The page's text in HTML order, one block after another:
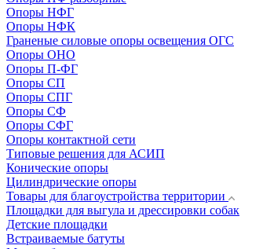
Опоры НФГ
Опоры НФК
Граненые силовые опоры освещения ОГС
Опоры ОНО
Опоры П-ФГ
Опоры СП
Опоры СПГ
Опоры СФ
Опоры СФГ
Опоры контактной сети
Типовые решения для АСИП
Конические опоры
Цилиндрические опоры
Товары для благоустройства территории
Площадки для выгула и дрессировки собак
Детские площадки
Встраиваемые батуты